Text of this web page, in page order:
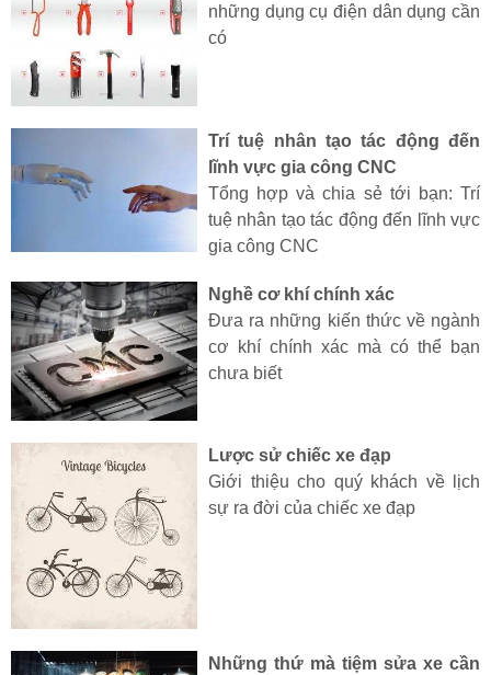
những dụng cụ điện dân dụng cần
có
Trí tuệ nhân tạo tác động đến
lĩnh vực gia công CNC
Tổng hợp và chia sẻ tới bạn: Trí
tuệ nhân tạo tác động đến lĩnh vực
gia công CNC
Nghề cơ khí chính xác
Đưa ra những kiến thức về ngành
cơ khí chính xác mà có thể bạn
chưa biết
Lược sử chiếc xe đạp
Giới thiệu cho quý khách về lịch
sự ra đời của chiếc xe đạp
Những thứ mà tiệm sửa xe cần